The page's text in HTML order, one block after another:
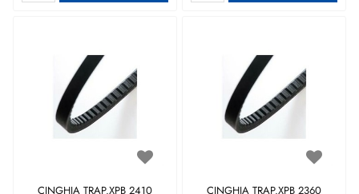
CINGHIA TRAP.XPB 2410 CINGHIA TRAP.XPB 2360